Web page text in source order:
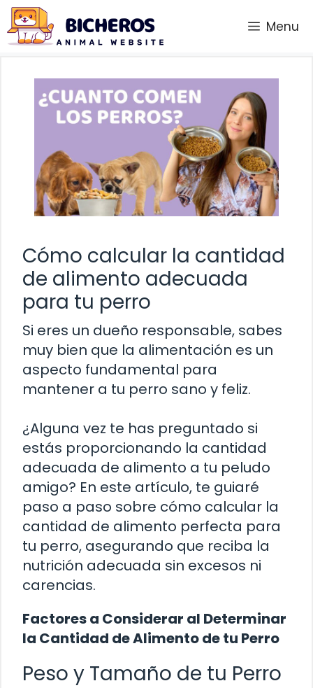
Saltar
al
contenido
Menu
Cómo calcular la cantidad
de alimento adecuada
para tu perro
Si eres un dueño responsable, sabes
muy bien que la alimentación es un
aspecto fundamental para
mantener a tu perro sano y feliz.
¿Alguna vez te has preguntado si
estás proporcionando la cantidad
adecuada de alimento a tu peludo
amigo? En este artículo, te guiaré
paso a paso sobre cómo calcular la
cantidad de alimento perfecta para
tu perro, asegurando que reciba la
nutrición adecuada sin excesos ni
carencias.
Factores a Considerar al Determinar
la Cantidad de Alimento de tu Perro
Peso y Tamaño de tu Perro